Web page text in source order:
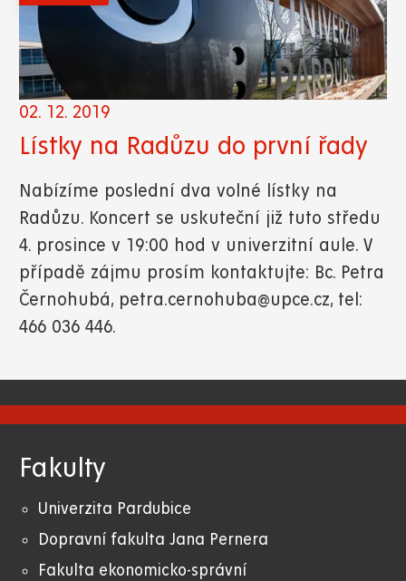
02. 12. 2019
Lístky na Radůzu do první řady
Nabízíme poslední dva volné lístky na
Radůzu. Koncert se uskuteční již tuto středu
4. prosince v 19:00 hod v univerzitní aule. V
případě zájmu prosím kontaktujte: Bc. Petra
Černohubá, petra.cernohuba@upce.cz, tel:
466 036 446.
Fakulty
Univerzita Pardubice
Dopravní fakulta Jana Pernera
Fakulta ekonomicko-správní